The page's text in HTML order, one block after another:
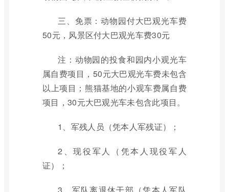
三、免票：动物园付大巴观光车费
50元，风景区付大巴观光车费30元
注：动物园的投食和园内小观光车
属自费项目，50元大巴观光车费未包含
以上项目；熊猫基地的小观车费属自费
项目，30元大巴观光车未包含此项目。
1、军残人员（凭本人军残证）；
2、现役军人（凭本人现役军人
证）；